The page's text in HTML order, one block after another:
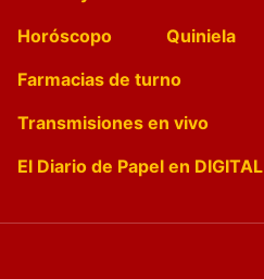
Horóscopo
Quiniela
Farmacias de turno
Transmisiones en vivo
El Diario de Papel en DIGITAL